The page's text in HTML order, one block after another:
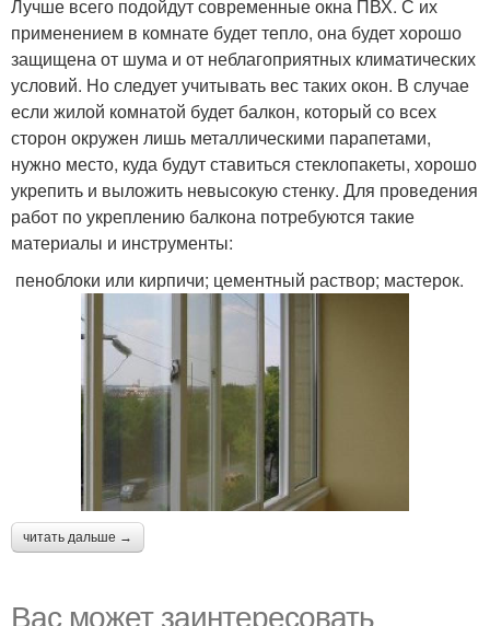
Лучше всего подойдут современные окна ПВХ. С их
применением в комнате будет тепло, она будет хорошо
защищена от шума и от неблагоприятных климатических
условий. Но следует учитывать вес таких окон. В случае
если жилой комнатой будет балкон, который со всех
сторон окружен лишь металлическими парапетами,
нужно место, куда будут ставиться стеклопакеты, хорошо
укрепить и выложить невысокую стенку. Для проведения
работ по укреплению балкона потребуются такие
материалы и инструменты:
пеноблоки или кирпичи; цементный раствор; мастерок.
читать дальше →
Вас может заинтересовать